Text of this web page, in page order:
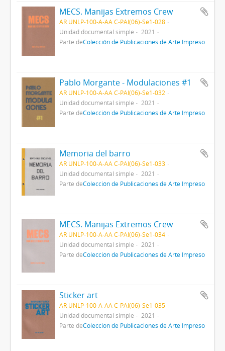
MECS. Manijas Extremos Crew
AR UNLP-100-A-AA C-PAI(06)-Se1-028
Unidad documental simple
2021
Parte deColección de Publicaciones de Arte Impreso
Pablo Morgante - Modulaciones #1
AR UNLP-100-A-AA C-PAI(06)-Se1-032
Unidad documental simple
2021
Parte deColección de Publicaciones de Arte Impreso
Memoria del barro
AR UNLP-100-A-AA C-PAI(06)-Se1-033
Unidad documental simple
2021
Parte deColección de Publicaciones de Arte Impreso
MECS. Manijas Extremos Crew
AR UNLP-100-A-AA C-PAI(06)-Se1-034
Unidad documental simple
2021
Parte deColección de Publicaciones de Arte Impreso
Sticker art
AR UNLP-100-A-AA C-PAI(06)-Se1-035
Unidad documental simple
2021
Parte deColección de Publicaciones de Arte Impreso